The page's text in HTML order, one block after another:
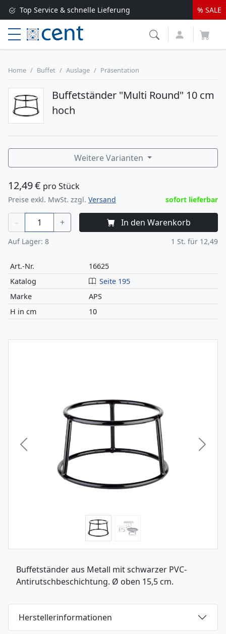
Top Service & schnelle Lieferung
Versandkostenfrei ab 250 EUR*
Lieferung nur 1-2 Werktage
% SALE
Home Buffet Auslage Präsentation
Buffetständer "Multi Round" 10 cm
hoch
Weitere Varianten
12,49€ pro Stück
Preise exkl. MwSt. zzgl. Versand sofort lieferbar
– + In den Warenkorb
Auf Lager: 8 1 St. für 12,49
Art.-Nr.
16625
Katalog
Seite 195
Marke
APS
H in cm
10
Vorheriges Bild
Buffetständer aus Metall mit schwarzer PVC-
Antirutschbeschichtung. Ø oben 15,5 cm.
Herstellerinformationen